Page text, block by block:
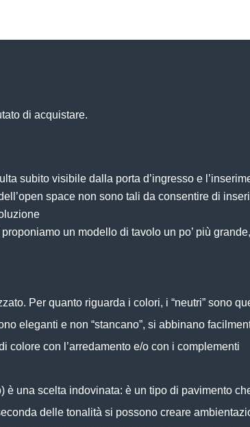
di acquistare.
subito visibile dalla porta d’ingresso e
open space non sono tali da consentire di
un modello di tavolo un po’ più
Per quanto riguarda i colori, i “neutri” sono
eleganti e non “stancano”, si abbinano
colore con l’arredamento e/o con i complementi
è una scelta indovinata: è un tipo di pavimento
delle tonalità si possono creare